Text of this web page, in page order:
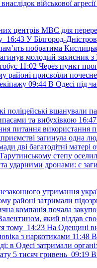
військової агресії
центрів МВС для
16:43 У Білгород-
побратима
молодий захисник
11:02 Через пункт
районі присвоїли
09:44 В Одесі під
поліцейські
та вибухівкою 16:47
питання використання
загинула одна
дві багатодітні
степу
ударними дронами: є
утримання
районі затримали
компанія почала
який віддав
тому 14:23 На Одещині
з наркотиками 11:48
в Одесі затримали
5 тисяч гривень 09:19